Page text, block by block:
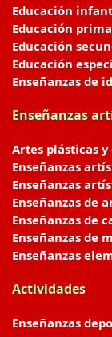
Educación
Educación
Educación
Educación
Enseñanzas de
Enseñanzas
Artes plásticas y
Enseñanzas
Enseñanzas
Enseñanzas de
Enseñanzas de
Enseñanzas de
Enseñanzas
Actividades
Enseñanzas